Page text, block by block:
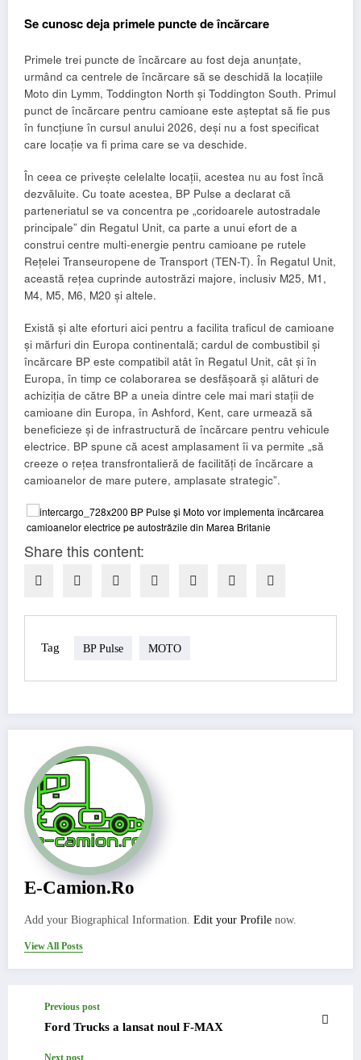
Se cunosc deja primele puncte de încărcare
Primele trei puncte de încărcare au fost deja anunțate,
urmând ca centrele de încărcare să se deschidă la locațiile
Moto din Lymm, Toddington North și Toddington South. Primul
punct de încărcare pentru camioane este așteptat să fie pus
în funcțiune în cursul anului 2026, deși nu a fost specificat
care locație va fi prima care se va deschide.
În ceea ce privește celelalte locații, acestea nu au fost încă
dezvăluite. Cu toate acestea, BP Pulse a declarat că
parteneriatul se va concentra pe „coridoarele autostradale
principale” din Regatul Unit, ca parte a unui efort de a
construi centre multi-energie pentru camioane pe rutele
Rețelei Transeuropene de Transport (TEN-T). În Regatul Unit,
această rețea cuprinde autostrăzi majore, inclusiv M25, M1,
M4, M5, M6, M20 și altele.
Există și alte eforturi aici pentru a facilita traficul de camioane
și mărfuri din Europa continentală; cardul de combustibil și
încărcare BP este compatibil atât în ​​Regatul Unit, cât și în
Europa, în timp ce colaborarea se desfășoară și alături de
achiziția de către BP a uneia dintre cele mai mari stații de
camioane din Europa, în Ashford, Kent, care urmează să
beneficieze și de infrastructură de încărcare pentru vehicule
electrice. BP spune că acest amplasament îi va permite „să
creeze o rețea transfrontalieră de facilități de încărcare a
camioanelor de mare putere, amplasate strategic”.
Share this content:
Tag BP Pulse MOTO
E-Camion.ro
Add your Biographical Information. Edit your Profile now.
View All Posts
Previous post
Ford Trucks a lansat noul F-MAX